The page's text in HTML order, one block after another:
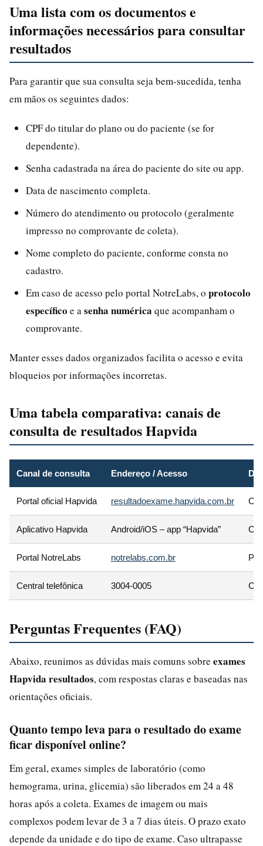
Uma lista com os documentos e
informações necessários para consultar
resultados
Para garantir que sua consulta seja bem-sucedida, tenha
em mãos os seguintes dados:
CPF do titular do plano ou do paciente (se for
dependente).
Senha cadastrada na área do paciente do site ou app.
Data de nascimento completa.
Número do atendimento ou protocolo (geralmente
impresso no comprovante de coleta).
Nome completo do paciente, conforme consta no
cadastro.
Em caso de acesso pelo portal NotreLabs, o protocolo
específico e a senha numérica que acompanham o
comprovante.
Manter esses dados organizados facilita o acesso e evita
bloqueios por informações incorretas.
Uma tabela comparativa: canais de
consulta de resultados Hapvida
Canal de consulta Endereço / Acesso
Portal oficial Hapvida resultadoexame.hapvida.com.br
Aplicativo Hapvida Android/iOS – app “Hapvida”
Portal NotreLabs notrelabs.com.br
Central telefônica 3004-0005
Perguntas Frequentes (FAQ)
Abaixo, reunimos as dúvidas mais comuns sobre exames
Hapvida resultados, com respostas claras e baseadas nas
orientações oficiais.
Quanto tempo leva para o resultado do exame
ficar disponível online?
Em geral, exames simples de laboratório (como
hemograma, urina, glicemia) são liberados em 24 a 48
horas após a coleta. Exames de imagem ou mais
complexos podem levar de 3 a 7 dias úteis. O prazo exato
depende da unidade e do tipo de exame. Caso ultrapasse